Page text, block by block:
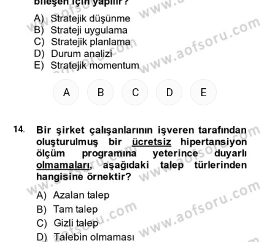
A B C D E
14.